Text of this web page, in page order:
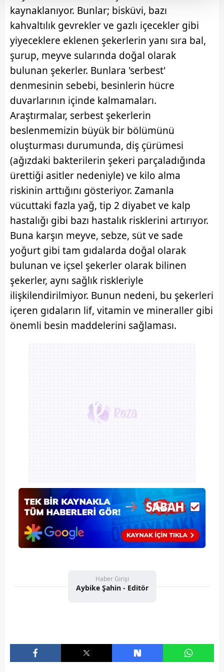
Her halükârda, kullanıcılar, bu çerezlere izin vermedikleri
takdirde, kullanıcılara hedefli reklamlar
gösterilmeyecektir."
Sizlere daha iyi bir hizmet sunabilmek için İnternet
Sitemizde kendimize ve üçüncü kişilere ait çerezler
kullanılmaktadır. Bu çerezler vasıtasıyla çeşitli kişisel
verileriniz işlenmekte olup gerekli olan çerezler bilgi
toplumu hizmetlerinin sunulması amacıyla
kullanılmaktadır. Diğer çerezler, sitemizin daha işlevsel
kılınması ve kişiselleştirilmesi ve sizlere yönelik
reklam/pazarlama faaliyetlerinin yapılması, amaçlarıyla
sınırlı olarak açık rızanız dahilinde kullanılacaktır.
Çerezlere ilişkin tercihlerinizi aşağıda yer alan panel
vasıtasıyla belirleyebilirsiniz. Çerezlere ilişkin detaylı bilgi
için Ayarlar butonuna tıklayabilir,Çerez Bilgilendirme
Metnimizi
ziyaret edebilirsiniz.
6698 sayılı Kişisel Verilerin Korunması Kanunu uyarınca
hazırlanmış Aydınlatma Metnimizi okumak ve sitemizde
ilgili mevzuata uygun olarak kullanılan çerezlerle ilgili bilgi
almak için lütfen
tıklayınız
kaynaklanıyor. Bunlar; bisküvi, bazı
kahvaltılık gevrekler ve gazlı içecekler gibi
yiyeceklere eklenen şekerlerin yanı sıra bal,
şurup, meyve sularında doğal olarak
bulunan şekerler. Bunlara 'serbest'
denmesinin sebebi, besinlerin hücre
duvarlarının içinde kalmamaları.
Araştırmalar, serbest şekerlerin
beslenmemizin büyük bir bölümünü
oluşturması durumunda, diş çürümesi
(ağızdaki bakterilerin şekeri parçaladığında
ürettiği asitler nedeniyle) ve kilo alma
riskinin arttığını gösteriyor. Zamanla
vücuttaki fazla yağ, tip 2 diyabet ve kalp
hastalığı gibi bazı hastalık risklerini artırıyor.
Buna karşın meyve, sebze, süt ve sade
yoğurt gibi tam gıdalarda doğal olarak
bulunan ve içsel şekerler olarak bilinen
şekerler, aynı sağlık riskleriyle
ilişkilendirilmiyor. Bunun nedeni, bu şekerleri
içeren gıdaların lif, vitamin ve mineraller gibi
önemli besin maddelerini sağlaması.
Haber Girişi
Aybike Şahin - Editör